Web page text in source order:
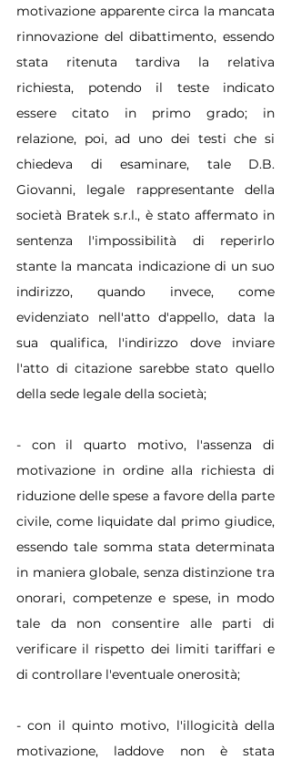
motivazione apparente circa la mancata
rinnovazione del dibattimento, essendo
stata ritenuta tardiva la relativa
richiesta, potendo il teste indicato
essere citato in primo grado; in
relazione, poi, ad uno dei testi che si
chiedeva di esaminare, tale D.B.
Giovanni, legale rappresentante della
società Bratek s.r.l., è stato affermato in
sentenza l'impossibilità di reperirlo
stante la mancata indicazione di un suo
indirizzo, quando invece, come
evidenziato nell'atto d'appello, data la
sua qualifica, l'indirizzo dove inviare
l'atto di citazione sarebbe stato quello
della sede legale della società;
- con il quarto motivo, l'assenza di
motivazione in ordine alla richiesta di
riduzione delle spese a favore della parte
civile, come liquidate dal primo giudice,
essendo tale somma stata determinata
in maniera globale, senza distinzione tra
onorari, competenze e spese, in modo
tale da non consentire alle parti di
verificare il rispetto dei limiti tariffari e
di controllare l'eventuale onerosità;
- con il quinto motivo, l'illogicità della
motivazione, laddove non è stata